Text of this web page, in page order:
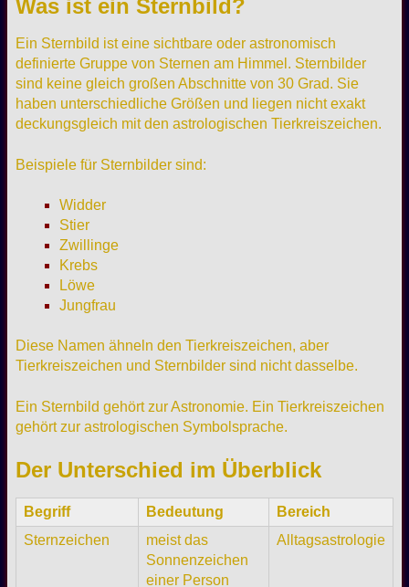
Was ist ein Sternbild?
Ein Sternbild ist eine sichtbare oder astronomisch
definierte Gruppe von Sternen am Himmel. Sternbilder
sind keine gleich großen Abschnitte von 30 Grad. Sie
haben unterschiedliche Größen und liegen nicht exakt
deckungsgleich mit den astrologischen Tierkreiszeichen.
Beispiele für Sternbilder sind:
Widder
Stier
Zwillinge
Krebs
Löwe
Jungfrau
Diese Namen ähneln den Tierkreiszeichen, aber
Tierkreiszeichen und Sternbilder sind nicht dasselbe.
Ein Sternbild gehört zur Astronomie. Ein Tierkreiszeichen
gehört zur astrologischen Symbolsprache.
Der Unterschied im Überblick
Begriff Bedeutung
Bereich
Sternzeichen
meist das
Sonnenzeichen
einer Person
Alltagsastrologie